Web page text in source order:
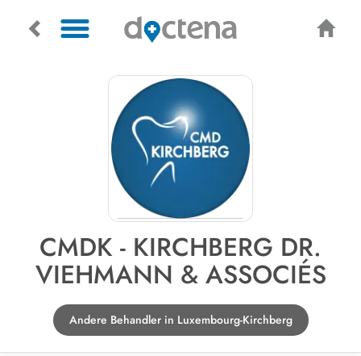
CMDK - KIRCHBERG DR.
VIEHMANN & ASSOCIÉS
Andere Behandler in Luxembourg-Kirchberg